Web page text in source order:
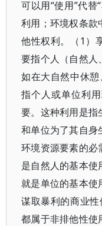
可以用“使用”代替
利用；环境权条款
他性权利。（1）
要指个人（自然人
如在大自然中休
指个人或单位利
要。这种利用是指
和单位为了其自身
环境资源要素的必
是自然人的基本
就是单位的基本使
谋取暴利的商业
都属于非排他性使